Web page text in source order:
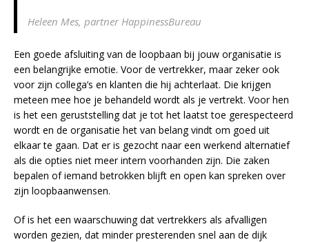
Heleen Mes, partner HappinessBureau
Een goede afsluiting van de loopbaan bij jouw organisatie is
een belangrijke emotie. Voor de vertrekker, maar zeker ook
voor zijn collega’s en klanten die hij achterlaat. Die krijgen
meteen mee hoe je behandeld wordt als je vertrekt. Voor hen
is het een geruststelling dat je tot het laatst toe gerespecteerd
wordt en de organisatie het van belang vindt om goed uit
elkaar te gaan. Dat er is gezocht naar een werkend alternatief
als die opties niet meer intern voorhanden zijn. Die zaken
bepalen of iemand betrokken blijft en open kan spreken over
zijn loopbaanwensen.
Of is het een waarschuwing dat vertrekkers als afvalligen
worden gezien, dat minder presterenden snel aan de dijk